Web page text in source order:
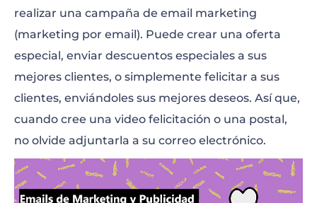
realizar una campaña de email marketing
(marketing por email). Puede crear una oferta
especial, enviar descuentos especiales a sus
mejores clientes, o simplemente felicitar a sus
clientes, enviándoles sus mejores deseos. Así que,
cuando cree una video felicitación o una postal,
no olvide adjuntarla a su correo electrónico.